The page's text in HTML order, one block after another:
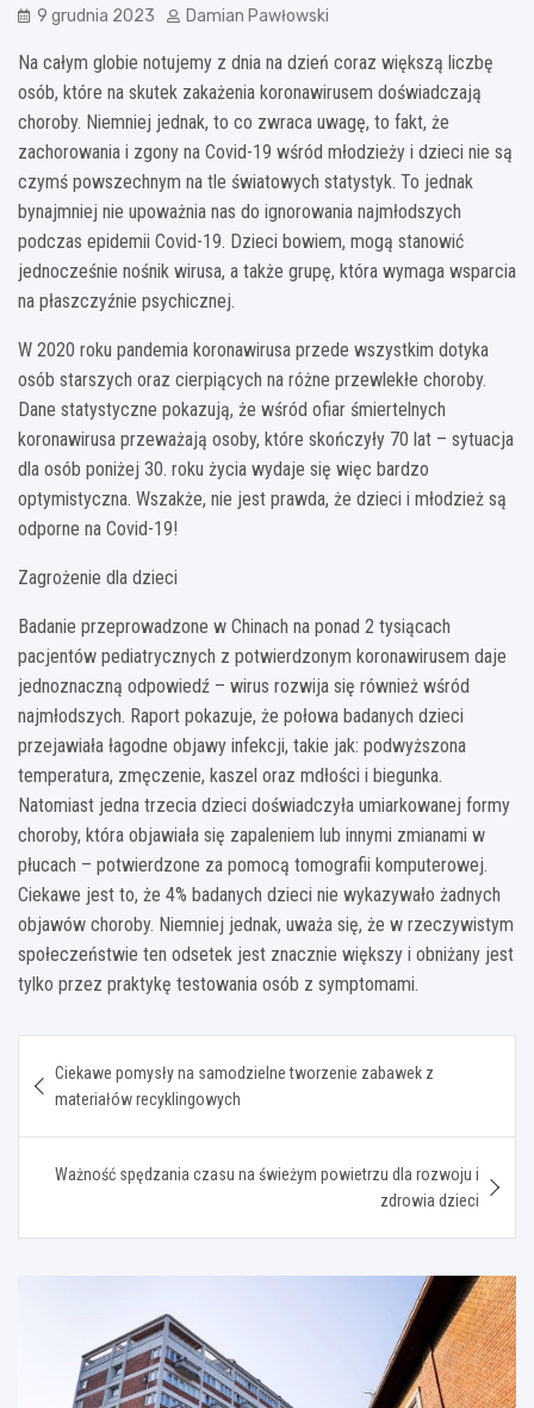
9 grudnia 2023 Damian Pawłowski
Na całym globie notujemy z dnia na dzień coraz większą liczbę
osób, które na skutek zakażenia koronawirusem doświadczają
choroby. Niemniej jednak, to co zwraca uwagę, to fakt, że
zachorowania i zgony na Covid-19 wśród młodzieży i dzieci nie są
czymś powszechnym na tle światowych statystyk. To jednak
bynajmniej nie upoważnia nas do ignorowania najmłodszych
podczas epidemii Covid-19. Dzieci bowiem, mogą stanowić
jednocześnie nośnik wirusa, a także grupę, która wymaga wsparcia
na płaszczyźnie psychicznej.
W 2020 roku pandemia koronawirusa przede wszystkim dotyka
osób starszych oraz cierpiących na różne przewlekłe choroby.
Dane statystyczne pokazują, że wśród ofiar śmiertelnych
koronawirusa przeważają osoby, które skończyły 70 lat – sytuacja
dla osób poniżej 30. roku życia wydaje się więc bardzo
optymistyczna. Wszakże, nie jest prawda, że dzieci i młodzież są
odporne na Covid-19!
Zagrożenie dla dzieci
Badanie przeprowadzone w Chinach na ponad 2 tysiącach
pacjentów pediatrycznych z potwierdzonym koronawirusem daje
jednoznaczną odpowiedź – wirus rozwija się również wśród
najmłodszych. Raport pokazuje, że połowa badanych dzieci
przejawiała łagodne objawy infekcji, takie jak: podwyższona
temperatura, zmęczenie, kaszel oraz mdłości i biegunka.
Natomiast jedna trzecia dzieci doświadczyła umiarkowanej formy
choroby, która objawiała się zapaleniem lub innymi zmianami w
płucach – potwierdzone za pomocą tomografii komputerowej.
Ciekawe jest to, że 4% badanych dzieci nie wykazywało żadnych
objawów choroby. Niemniej jednak, uważa się, że w rzeczywistym
społeczeństwie ten odsetek jest znacznie większy i obniżany jest
tylko przez praktykę testowania osób z symptomami.
wpisu
Ciekawe pomysły na samodzielne tworzenie zabawek z
materiałów recyklingowych
Ważność spędzania czasu na świeżym powietrzu dla rozwoju i
zdrowia dzieci